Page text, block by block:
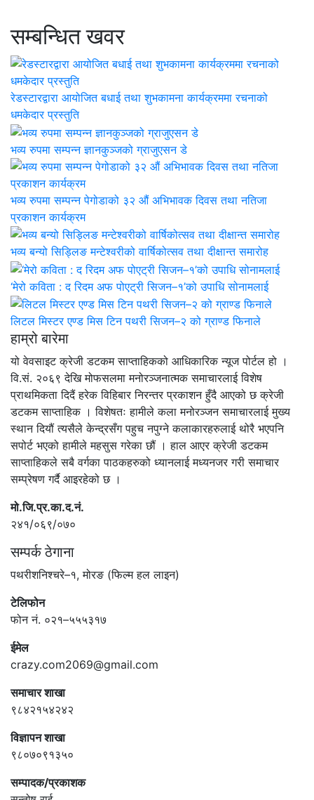
सम्बन्धित खवर
रेडस्टारद्वारा आयोजित बधाई तथा शुभकामना कार्यक्रममा रचनाको
धमकेदार प्रस्तुति
भव्य रुपमा सम्पन्न ज्ञानकुञ्जको ग्राजुएसन डे
भव्य रुपमा सम्पन्न पेगोडाको ३२ औं अभिभावक दिवस तथा नतिजा
प्रकाशन कार्यक्रम
भव्य बन्यो सिड्लिङ मन्टेश्वरीको वार्षिकोत्सव तथा दीक्षान्त समारोह
‘मेरो कविता : द रिदम अफ पोएट्री सिजन–१’को उपाधि सोनामलाई
लिटल मिस्टर एण्ड मिस टिन पथरी सिजन–२ को ग्राण्ड फिनाले
हाम्रो बारेमा
यो वेवसाइट क्रेजी डटकम साप्ताहिकको आधिकारिक न्यूज पोर्टल हो ।
वि.सं. २०६९ देखि मोफसलमा मनोरञ्जनात्मक समाचारलाई विशेष
प्राथमिकता दिदैं हरेक विहिबार निरन्तर प्रकाशन हुँदै आएको छ क्रेजी
डटकम साप्ताहिक । विशेषतः हामीले कला मनोरञ्जन समाचारलाई मुख्य
स्थान दियौं त्यसैले केन्द्रसँग पहुच नपुग्ने कलाकारहरुलाई थोरै भएपनि
सपोर्ट भएको हामीले महसुस गरेका छौं । हाल आएर क्रेजी डटकम
साप्ताहिकले सबै वर्गका पाठकहरुको ध्यानलाई मध्यनजर गरी समाचार
सम्प्रेषण गर्दै आइरहेको छ ।
मो.जि.प्र.का.द.नं.
२४१/०६९/०७०
सम्पर्क ठेगाना
पथरीशनिश्चरे–१, मोरङ (फिल्म हल लाइन)
टेलिफोन
फोन नं. ०२१–५५५३१७
ईमेल
crazy.com2069@gmail.com
समाचार शाखा
९८४२१५४२४२
विज्ञापन शाखा
९८०७०९१३५०
सम्पादक/प्रकाशक